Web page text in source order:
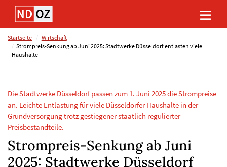
Direkt
Inhalt
(Eingabetaste)
Direkt
Hauptmenu
(Eingabetaste)
Direkt
Suche
(Eingabetaste)
Direkt
Footer
(Eingabetaste)
Startseite
Wirtschaft
Strompreis-Senkung ab Juni 2025: Stadtwerke Düsseldorf entlasten viele
Haushalte
Die Stadtwerke Düsseldorf passen zum 1. Juni 2025 die Strompreise
an. Leichte Entlastung für viele Düsseldorfer Haushalte in der
Grundversorgung trotz gestiegener staatlich regulierter
Preisbestandteile.
Strompreis-Senkung ab Juni
2025: Stadtwerke Düsseldorf